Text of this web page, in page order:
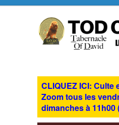
CLIQUEZ ICI: Culte
Zoom tous les
dimanches à 11h00